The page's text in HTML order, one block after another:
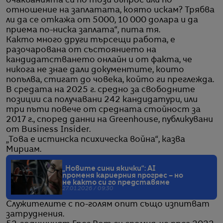
отношение на заплатата, която искам? Трябва
ли да се откажа от 5000, 10 000 долара и да
приема по-ниска заплата“, пита тя.
Както много други търсещи работа, е
разочарована от състоянието на
кандидатстването онлайн и от факта, че
никога не знае дали документите, които
попълва, стигат до човека, който ги преглежда.
В средата на 2025 г. средно за свободните
позиции са получавани 242 кандидатури, или
три пъти повече от средната стойност за
2017 г., според данни на Greenhouse, публикувани
от Business Insider.
„Това е истинска психическа война“, казва
Мириам.
„Новите сини якички“: AI
променя кариерния прогрес – но
не както си го представяме
27.01.2026 / 09:30
Служителите с по-голям опит също изпитват
затруднения.